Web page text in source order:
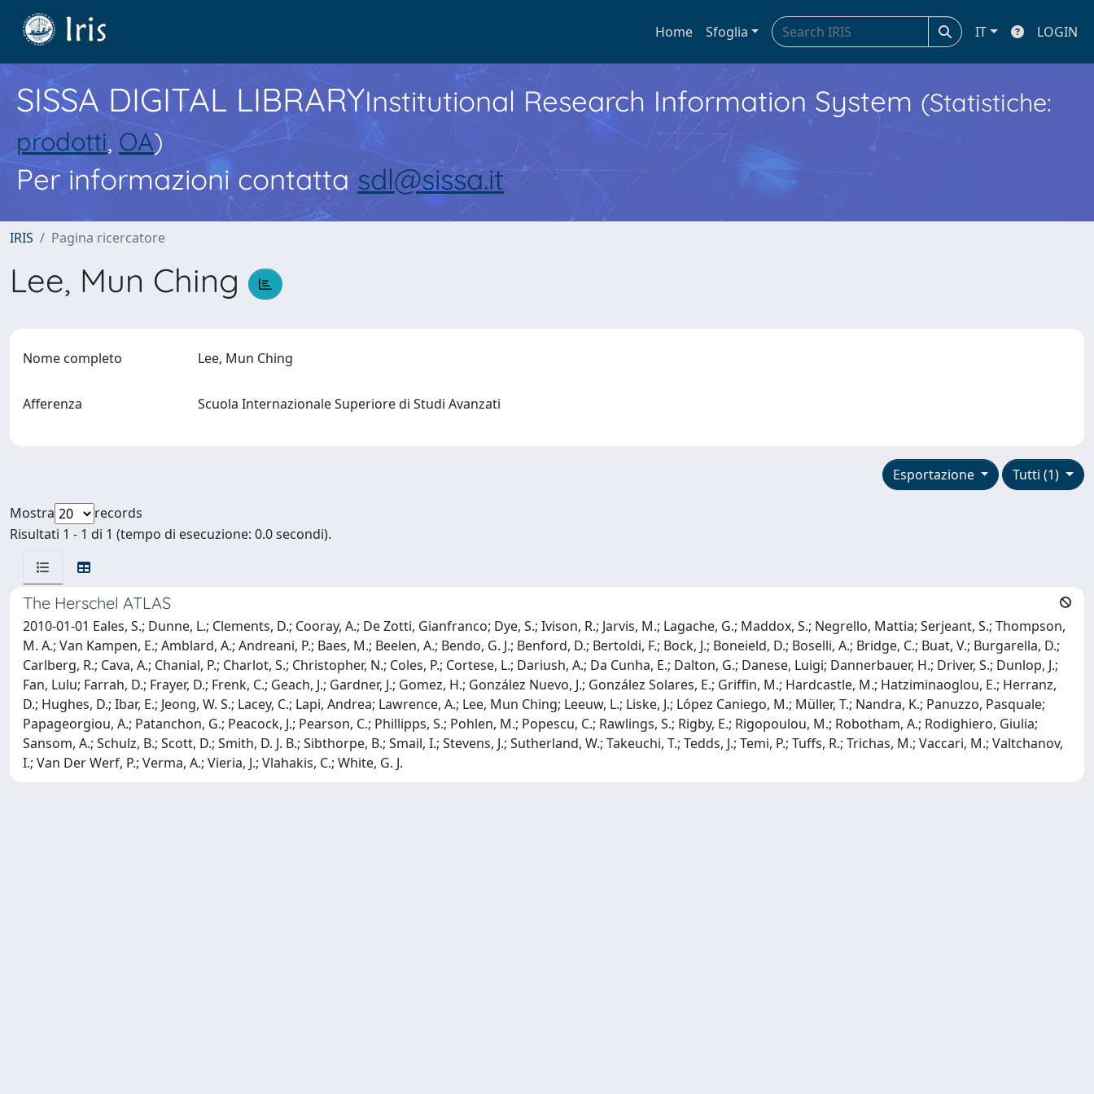
Home Sfoglia IT LOGIN
SISSA DIGITAL LIBRARYInstitutional Research Information System (Statistiche:
prodotti, OA)
Per informazioni contatta sdl@sissa.it
IRIS Pagina ricercatore
Lee, Mun Ching
Nome completo Lee, Mun Ching
Afferenza Scuola Internazionale Superiore di Studi Avanzati
Tutti (1)
Esportazione
Mostra
records
Risultati 1 - 1 di 1 (tempo di esecuzione: 0.0 secondi).
The Herschel ATLAS
2010-01-01 Eales, S.; Dunne, L.; Clements, D.; Cooray, A.; De Zotti, Gianfranco; Dye, S.; Ivison, R.; Jarvis, M.; Lagache, G.; Maddox, S.; Negrello, Mattia; Serjeant, S.; Thompson,
M. A.; Van Kampen, E.; Amblard, A.; Andreani, P.; Baes, M.; Beelen, A.; Bendo, G. J.; Benford, D.; Bertoldi, F.; Bock, J.; Boneield, D.; Boselli, A.; Bridge, C.; Buat, V.; Burgarella, D.;
Carlberg, R.; Cava, A.; Chanial, P.; Charlot, S.; Christopher, N.; Coles, P.; Cortese, L.; Dariush, A.; Da Cunha, E.; Dalton, G.; Danese, Luigi; Dannerbauer, H.; Driver, S.; Dunlop, J.;
Fan, Lulu; Farrah, D.; Frayer, D.; Frenk, C.; Geach, J.; Gardner, J.; Gomez, H.; González Nuevo, J.; González Solares, E.; Griffin, M.; Hardcastle, M.; Hatziminaoglou, E.; Herranz,
D.; Hughes, D.; Ibar, E.; Jeong, W. S.; Lacey, C.; Lapi, Andrea; Lawrence, A.; Lee, Mun Ching; Leeuw, L.; Liske, J.; López Caniego, M.; Müller, T.; Nandra, K.; Panuzzo, Pasquale;
Papageorgiou, A.; Patanchon, G.; Peacock, J.; Pearson, C.; Phillipps, S.; Pohlen, M.; Popescu, C.; Rawlings, S.; Rigby, E.; Rigopoulou, M.; Robotham, A.; Rodighiero, Giulia;
Sansom, A.; Schulz, B.; Scott, D.; Smith, D. J. B.; Sibthorpe, B.; Smail, I.; Stevens, J.; Sutherland, W.; Takeuchi, T.; Tedds, J.; Temi, P.; Tuffs, R.; Trichas, M.; Vaccari, M.; Valtchanov,
I.; Van Der Werf, P.; Verma, A.; Vieria, J.; Vlahakis, C.; White, G. J.